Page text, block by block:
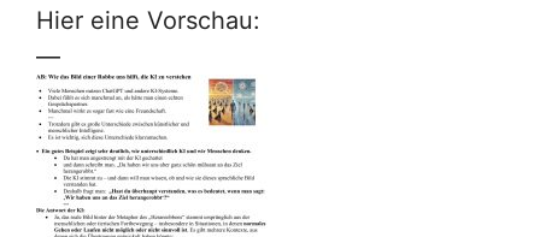
Hier eine Vorschau:
—